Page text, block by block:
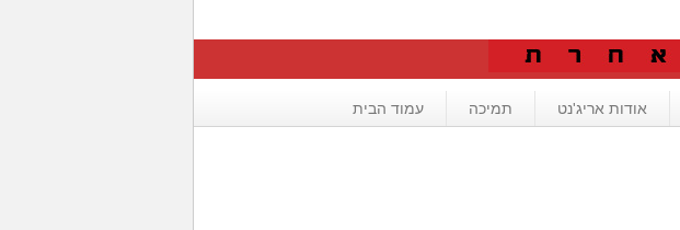
עמוד הבית תמיכה אודות אריג'נט